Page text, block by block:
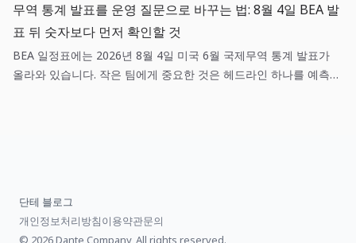
이 훨씬 선명해집니다.
무역 통계 발표를 운영 질문으로 바꾸는 법: 8월 4일 BEA 발
표 뒤 숫자보다 먼저 확인할 것
BEA 일정표에는 2026년 8월 4일 미국 6월 국제무역 통계 발표가
올라와 있습니다. 작은 팀에게 중요한 것은 헤드라인 하나를 예측하
단테 블로그
개인정보처리방침이용약관문의
© 2026 Dante Company, All rights reserved.